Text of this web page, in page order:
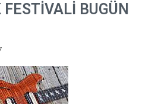
FESTİVALİ BUGÜN